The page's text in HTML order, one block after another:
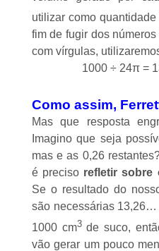
utilizar como
fim de fugir dos
com vírgulas,
1000 ÷ 24π =
Como assim,
Mas que resposta
Imagino que seja
mas e as 0,26
é preciso refletir sobre
Se o resultado do
são necessárias
1000 cm3de suco,
vão gerar um pouco